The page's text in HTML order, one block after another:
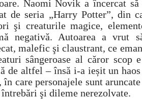
Naomi Novik a încercat
de seria „Harry Potter”, din
şi creaturile magice,
negativă. Autoarea a vrut
malefic şi claustrant, ce
sângeroase al căror scop
de altfel – însă i-a ieșit un
în care personajele sunt
şi dileme nerezolvate.